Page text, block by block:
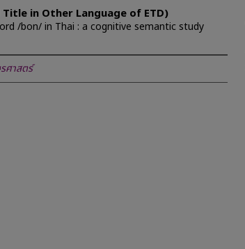
in Other Language of ETD)
/bon/ in Thai : a cognitive semantic study
ศาสตร์